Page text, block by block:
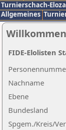
Turnierschach-
Allgemeines
Nachname
Ebene
Bundesland
Spgem./Kreis/
FIDE-Elolisten